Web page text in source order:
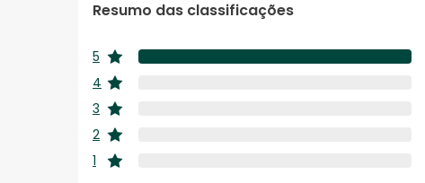
Resumo das classificações
5
estrelas
4
estrelas
3
estrelas
2
estrelas
1
estrelas